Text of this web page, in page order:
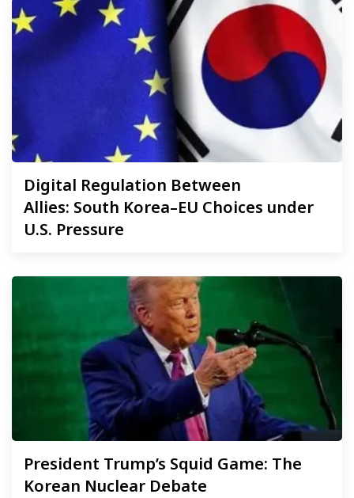
Digital Regulation Between
Allies: South Korea–EU Choices under
U.S. Pressure
President Trump’s Squid Game: The
Korean Nuclear Debate